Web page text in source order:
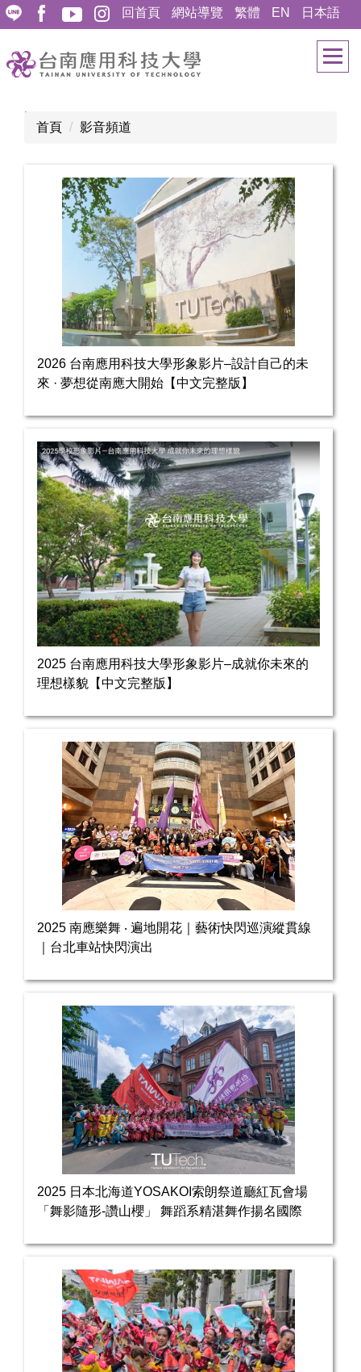
跳
到
主
要
回首頁 網站導覽 繁體 EN 日本語
:::
首頁
影音頻道
2026 台南應用科技大學形象影片–設計自己的未
來 · 夢想從南應大開始【中文完整版】
2025 台南應用科技大學形象影片–成就你未來的
理想樣貌【中文完整版】
2025 南應樂舞 ‧ 遍地開花｜藝術快閃巡演縱貫線
｜台北車站快閃演出
2025 日本北海道YOSAKOI索朗祭道廳紅瓦會場
「舞影隨形-讚山櫻」 舞蹈系精湛舞作揚名國際